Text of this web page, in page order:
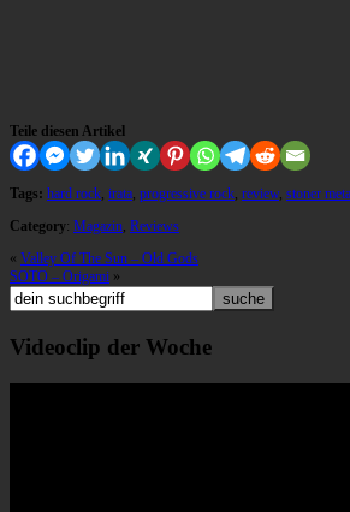
Teile diesen Artikel
Tags: hard rock, irata, progressive rock, review, stoner
Category: Magazin, Reviews
« Valley Of The Sun – Old Gods
SOTO – Origami »
Videoclip der Woche